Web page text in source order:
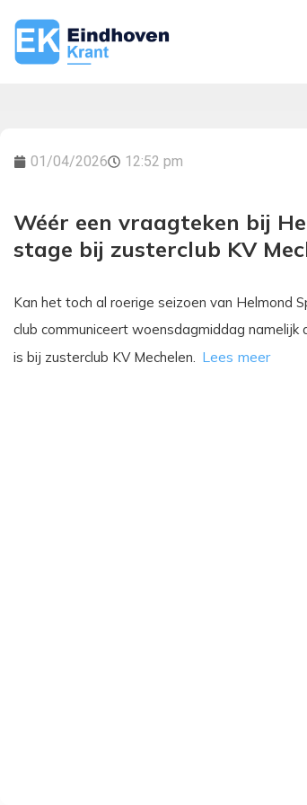
01/04/2026 12:52 pm
Wéér een vraagteken bij
stage bij zusterclub KV
Kan het toch al roerige seizoen van Helmond
club communiceert woensdagmiddag namelijk
is bij zusterclub KV Mechelen.